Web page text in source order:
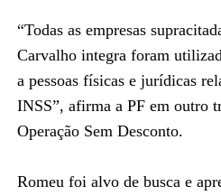
“Todas as empresas
Carvalho integra foram
a pessoas físicas e jurídicas
INSS”, afirma a PF em outro
Operação Sem Desconto.
Romeu foi alvo de busca e